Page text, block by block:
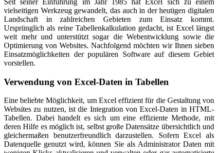
vielseitigen Werkzeug gewandelt, das auch in der heutigen digitalen
Landschaft in zahlreichen Gebieten zum Einsatz kommt.
Ursprünglich als reine Tabellenkalkulation gedacht, ist Excel längst
weit mehr und unterstützt sogar die Webentwicklung sowie die
Optimierung von Websites. Nachfolgend möchten wir Ihnen sieben
Einsatzmöglichkeiten der populären Software auf diesem Gebiet
vorstellen.
Verwendung von Excel-Daten in Tabellen
Eine beliebte Möglichkeit, um Excel effizient für die Gestaltung von
Websites zu nutzen, ist die Integration von Excel-Daten in HTML-
Tabellen. Dabei handelt es sich um eine effiziente Methode, mit
deren Hilfe es möglich ist, selbst große Datensätze übersichtlich und
gleichermaßen benutzerfreundlich darzustellen. Sofern Excel als
Datenquelle genutzt wird, können Sie als Administrator Daten mit